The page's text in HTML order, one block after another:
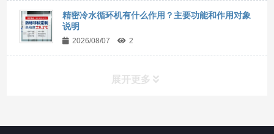
精密冷水循环机有什么作用？主要功能和作用对象
说明
2026/08/07 2
展开更多